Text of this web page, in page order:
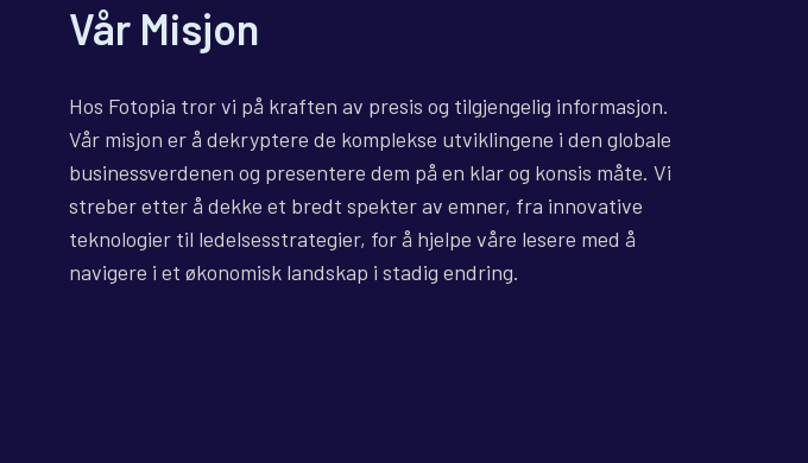
Vår Misjon
Hos Fotopia tror vi på kraften av presis og tilgjengelig informasjon.
Vår misjon er å dekryptere de komplekse utviklingene i den globale
businessverdenen og presentere dem på en klar og konsis måte. Vi
streber etter å dekke et bredt spekter av emner, fra innovative
teknologier til ledelsesstrategier, for å hjelpe våre lesere med å
navigere i et økonomisk landskap i stadig endring.